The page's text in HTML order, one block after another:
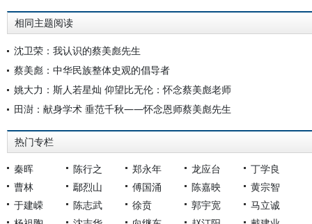
相同主题阅读
沈卫荣：我认识的蔡美彪先生
蔡美彪：中华民族整体史观的倡导者
姚大力：斯人若星灿 仰望比无伦：怀念蔡美彪老师
田澍：献身学术 垂范千秋——怀念恩师蔡美彪先生
热门专栏
秦晖 陈行之 郑永年 龙应台
丁学良
曹林
鄢烈山 傅国涌 陈嘉映
黄宗智
于建嵘
陈志武 徐贲 郭宇宽
马立诚